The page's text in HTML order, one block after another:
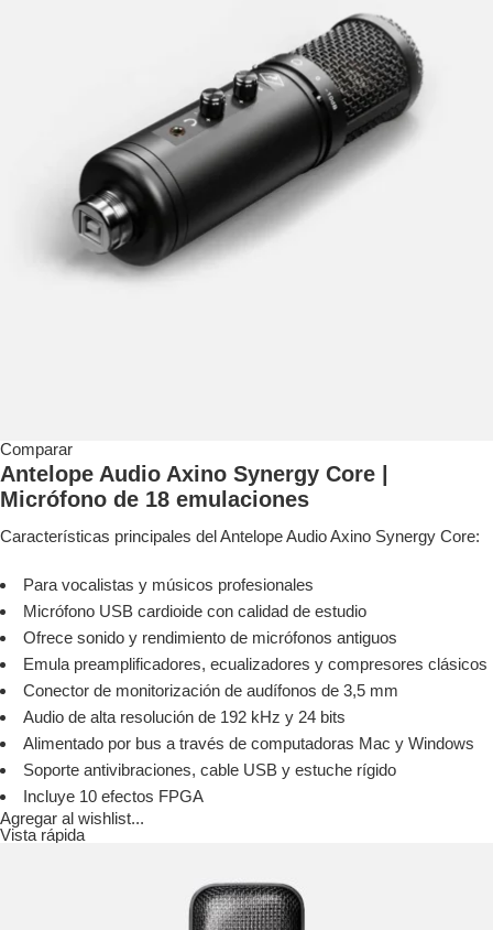
Comparar
Antelope Audio Axino Synergy Core |
Micrófono de 18 emulaciones
Características principales del Antelope Audio Axino Synergy Core:
Para vocalistas y músicos profesionales
Micrófono USB cardioide con calidad de estudio
Ofrece sonido y rendimiento de micrófonos antiguos
Emula preamplificadores, ecualizadores y compresores clásicos
Conector de monitorización de audífonos de 3,5 mm
Audio de alta resolución de 192 kHz y 24 bits
Alimentado por bus a través de computadoras Mac y Windows
Soporte antivibraciones, cable USB y estuche rígido
Incluye 10 efectos FPGA
Agregar al wishlist...
Vista rápida